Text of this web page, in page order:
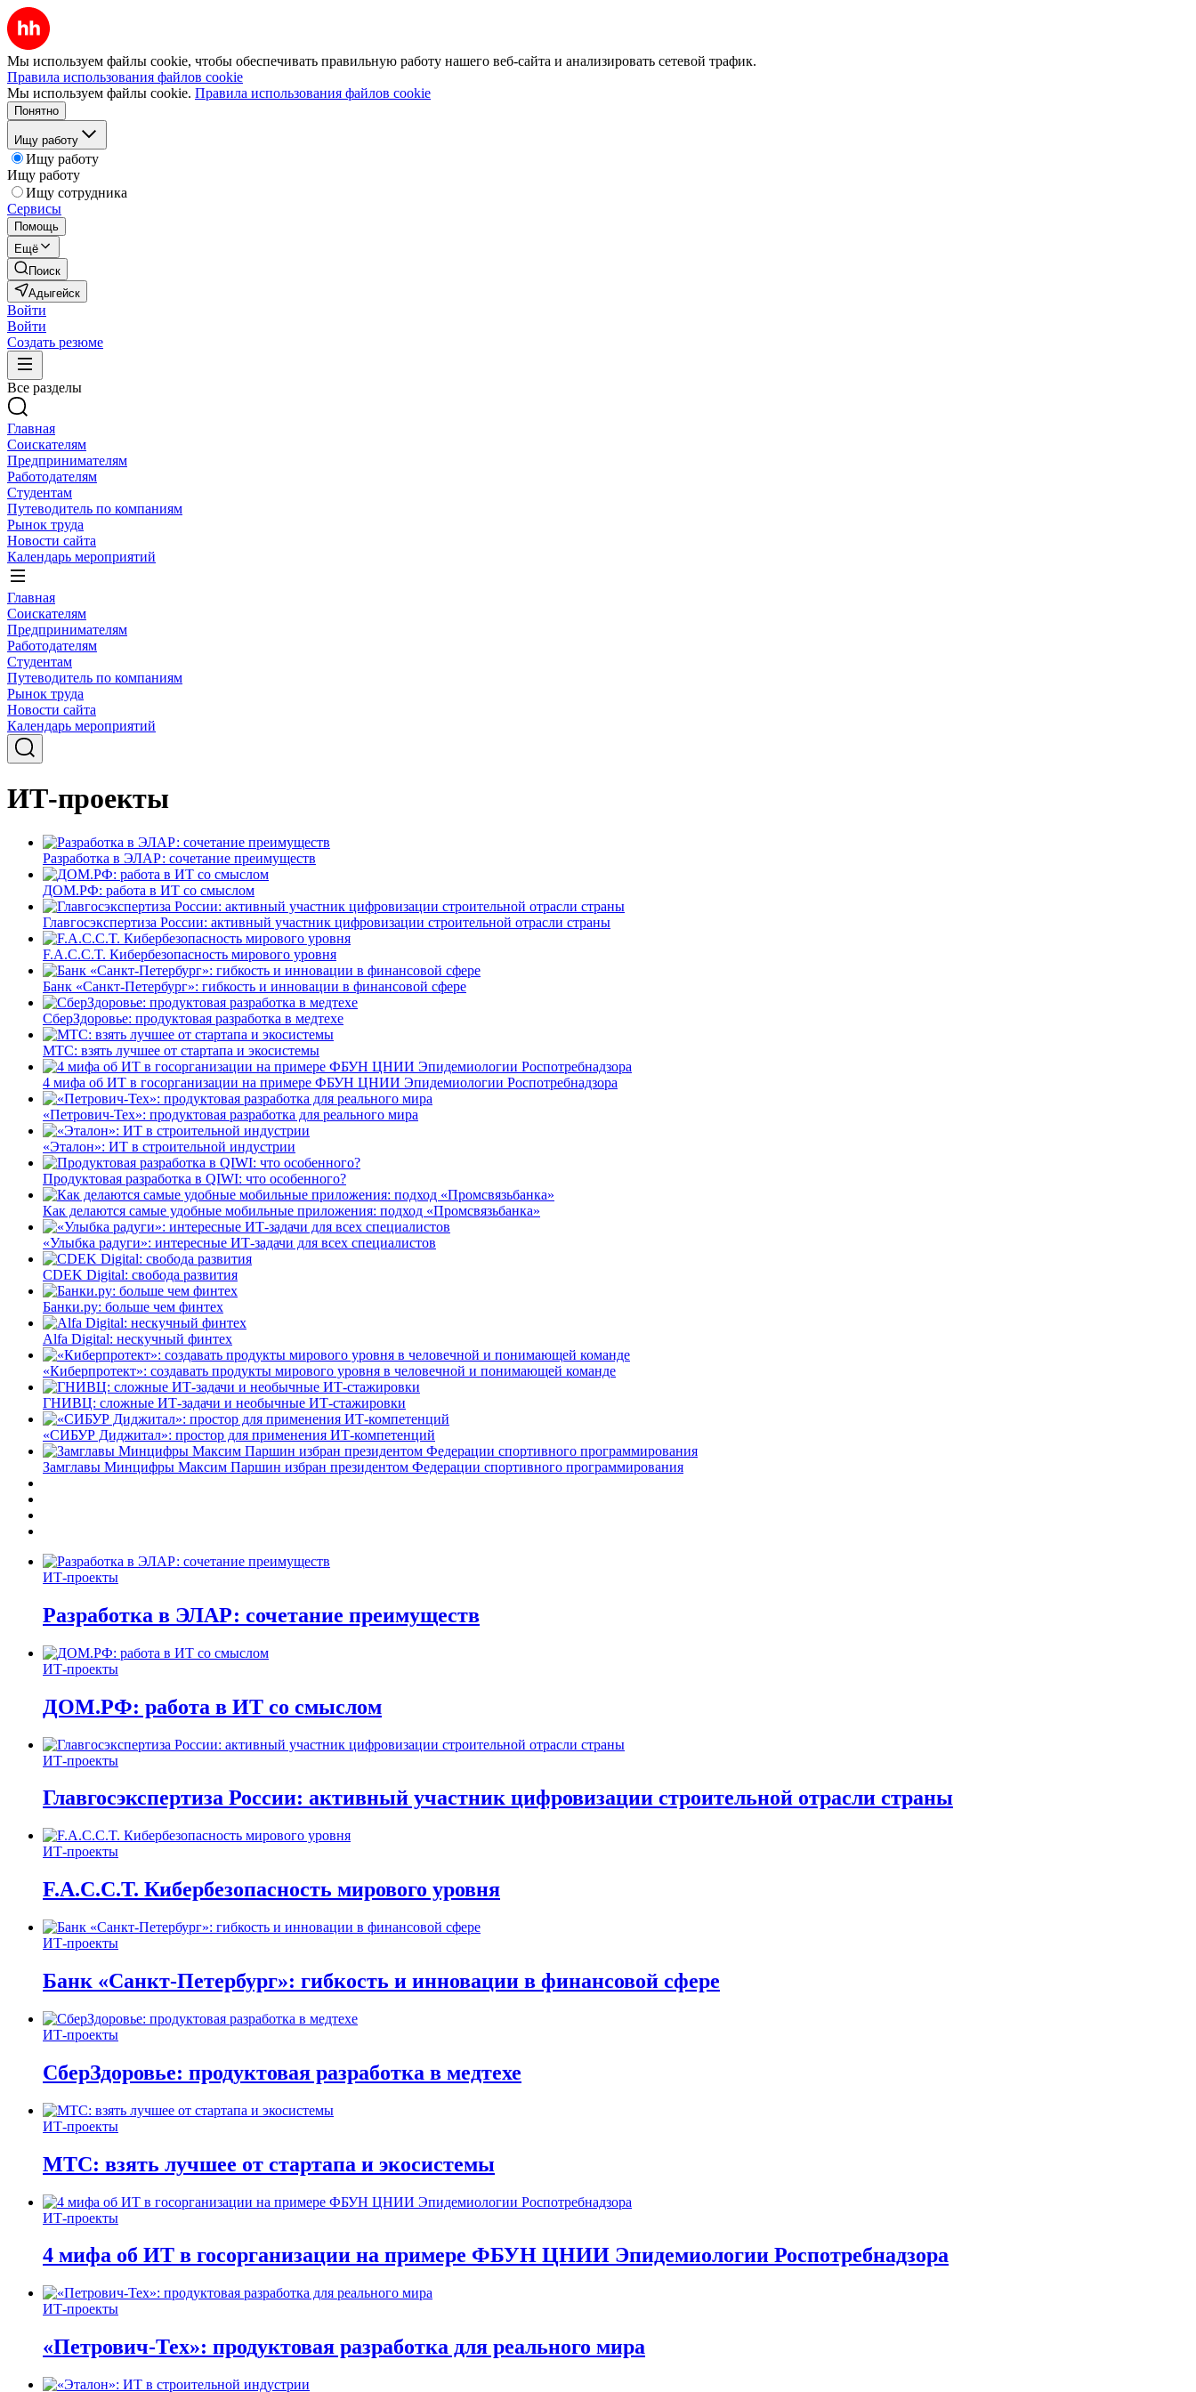
Мы используем файлы cookie, чтобы обеспечивать правильную работу нашего веб-сайта и анализировать сетевой трафик.
Правила использования файлов cookie
Мы используем файлы cookie. Правила использования файлов cookie
Понятно
Ищу работу
Ищу работу
Ищу работу
Ищу сотрудника
Сервисы
Помощь
Ещё
Поиск
Адыгейск
Войти
Войти
Создать резюме
Все разделы
Главная
Соискателям
Предпринимателям
Работодателям
Студентам
Путеводитель по компаниям
Рынок труда
Новости сайта
Календарь мероприятий
Главная
Соискателям
Предпринимателям
Работодателям
Студентам
Путеводитель по компаниям
Рынок труда
Новости сайта
Календарь мероприятий
ИТ-проекты
Разработка в ЭЛАР: сочетание преимуществ
ДОМ.РФ: работа в ИТ со смыслом
Главгосэкспертиза России: активный участник цифровизации строительной отрасли страны
F.A.C.C.T. Кибербезопасность мирового уровня
Банк «Санкт-Петербург»: гибкость и инновации в финансовой сфере
СберЗдоровье: продуктовая разработка в медтехе
МТС: взять лучшее от стартапа и экосистемы
4 мифа об ИТ в госорганизации на примере ФБУН ЦНИИ Эпидемиологии Роспотребнадзора
«Петрович-Тех»: продуктовая разработка для реального мира
«Эталон»: ИТ в строительной индустрии
Продуктовая разработка в QIWI: что особенного?
Как делаются самые удобные мобильные приложения: подход «Промсвязьбанка»
«Улыбка радуги»: интересные ИТ-задачи для всех специалистов
CDEK Digital: свобода развития
Банки.ру: больше чем финтех
Alfa Digital: нескучный финтех
«Киберпротект»: создавать продукты мирового уровня в человечной и понимающей команде
ГНИВЦ: сложные ИТ‑задачи и необычные ИТ‑стажировки
«СИБУР Диджитал»: простор для применения ИТ-компетенций
Замглавы Минцифры Максим Паршин избран президентом Федерации спортивного программирования
ИТ-проекты
Разработка в ЭЛАР: сочетание преимуществ
ИТ-проекты
ДОМ.РФ: работа в ИТ со смыслом
ИТ-проекты
Главгосэкспертиза России: активный участник цифровизации строительной отрасли страны
ИТ-проекты
F.A.C.C.T. Кибербезопасность мирового уровня
ИТ-проекты
Банк «Санкт-Петербург»: гибкость и инновации в финансовой сфере
ИТ-проекты
СберЗдоровье: продуктовая разработка в медтехе
ИТ-проекты
МТС: взять лучшее от стартапа и экосистемы
ИТ-проекты
4 мифа об ИТ в госорганизации на примере ФБУН ЦНИИ Эпидемиологии Роспотребнадзора
ИТ-проекты
«Петрович-Тех»: продуктовая разработка для реального мира